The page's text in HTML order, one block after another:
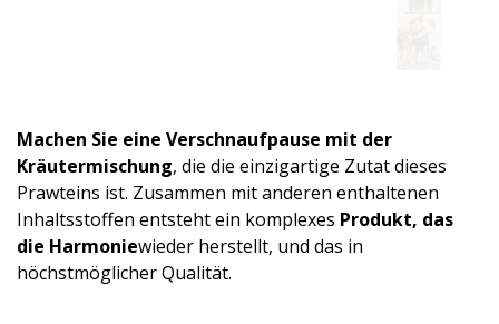
Tag
Für
Entspannung
und
abendliches
Machen Sie eine Verschnaufpause mit der
Kräutermischung, die die einzigartige Zutat dieses
Prawteins ist. Zusammen mit anderen enthaltenen
Inhaltsstoffen entsteht ein komplexes Produkt, das
die Harmoniewieder herstellt, und das in
höchstmöglicher Qualität.